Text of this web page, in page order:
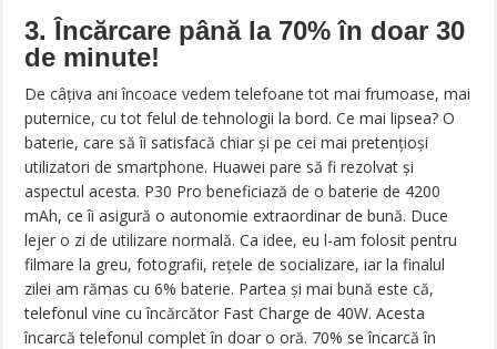
3. Încărcare până la 70% în doar 30
de minute!
De câțiva ani încoace vedem telefoane tot mai frumoase, mai
puternice, cu tot felul de tehnologii la bord. Ce mai lipsea? O
baterie, care să îi satisfacă chiar și pe cei mai pretențioși
utilizatori de smartphone. Huawei pare să fi rezolvat și
aspectul acesta. P30 Pro beneficiază de o baterie de 4200
mAh, ce îi asigură o autonomie extraordinar de bună. Duce
lejer o zi de utilizare normală. Ca idee, eu l-am folosit pentru
filmare la greu, fotografii, rețele de socializare, iar la finalul
zilei am rămas cu 6% baterie. Partea și mai bună este că,
telefonul vine cu încărcător Fast Charge de 40W. Acesta
încarcă telefonul complet în doar o oră. 70% se încarcă în